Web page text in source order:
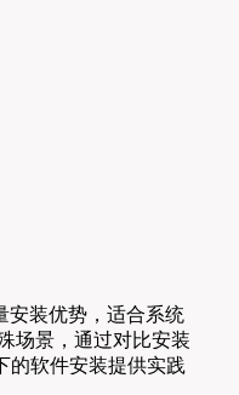
安装优势，适合系统
场景，通过对比安装
的软件安装提供实践